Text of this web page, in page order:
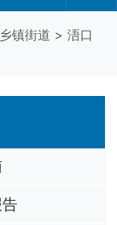
乡镇街道 > 浯口